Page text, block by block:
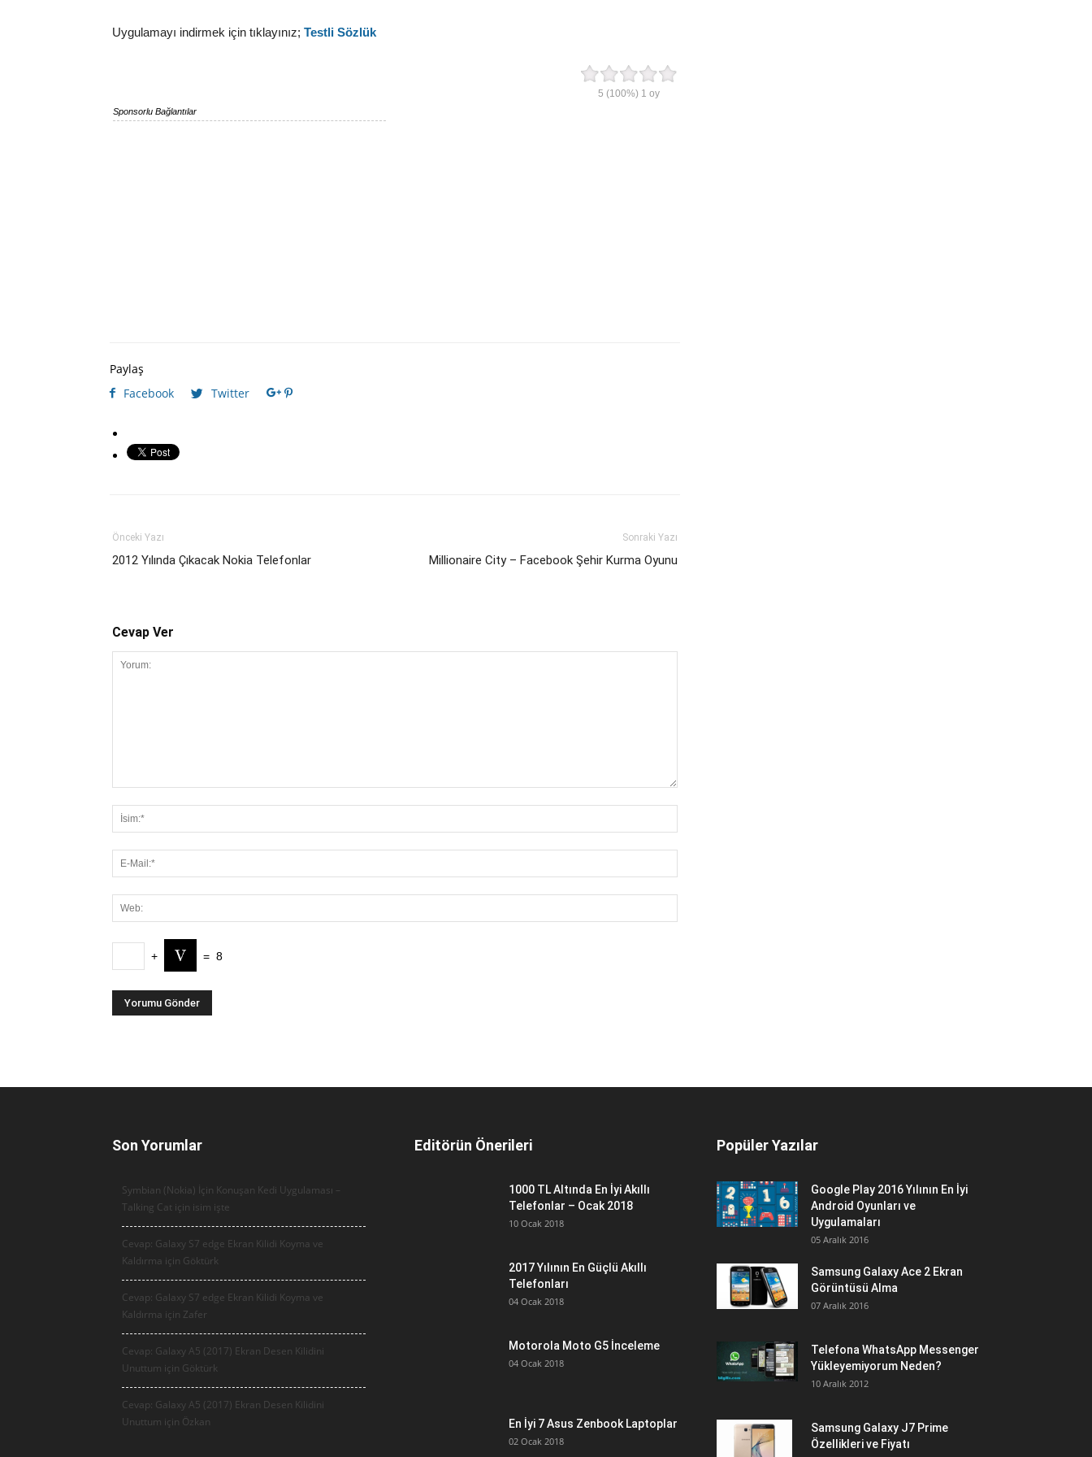
Uygulamayı indirmek için tıklayınız; Testli Sözlük
5 (100%) 1 oy
Sponsorlu Bağlantılar
Paylaş
Facebook
Twitter
Önceki Yazı
2012 Yılında Çıkacak Nokia Telefonlar
Sonraki Yazı
Millionaire City – Facebook Şehir Kurma Oyunu
Cevap Ver
+ = 8
Son Yorumlar
Symbian (Nokia) İçin Konuşan Kedi Uygulaması –
Talking Cat için isim işte
Cevap: Galaxy S7 edge Ekran Kilidi Koyma ve
Kaldırma için Göktürk
Cevap: Galaxy S7 edge Ekran Kilidi Koyma ve
Kaldırma için Zafer
Cevap: Galaxy A5 (2017) Ekran Desen Kilidini
Unuttum için Göktürk
Cevap: Galaxy A5 (2017) Ekran Desen Kilidini
Unuttum için Özkan
Editörün Önerileri
1000 TL Altında En İyi Akıllı
Telefonlar – Ocak 2018
10 Ocak 2018
2017 Yılının En Güçlü Akıllı
Telefonları
04 Ocak 2018
Motorola Moto G5 İnceleme
04 Ocak 2018
En İyi 7 Asus Zenbook Laptoplar
02 Ocak 2018
Popüler Yazılar
Google Play 2016 Yılının En İyi
Android Oyunları ve
Uygulamaları
05 Aralık 2016
Samsung Galaxy Ace 2 Ekran
Görüntüsü Alma
07 Aralık 2016
Telefona WhatsApp Messenger
Yükleyemiyorum Neden?
10 Aralık 2012
Samsung Galaxy J7 Prime
Özellikleri ve Fiyatı